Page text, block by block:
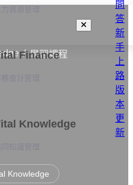
Finance
Knowledge
問
答
新
手
上
路
版
本
更
新
學習課程
Knowledge